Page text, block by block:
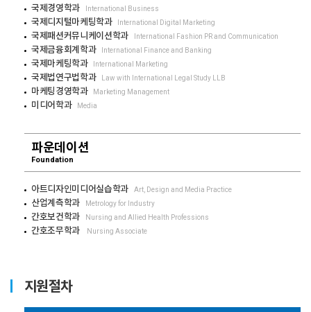
국제경영학과 International Business
국제디지털마케팅학과 International Digital Marketing
국제패션커뮤니케이션학과 International Fashion PR and Communication
국제금융회계학과 International Finance and Banking
국제마케팅학과 International Marketing
국제법연구법학과 Law with International Legal Study LLB
마케팅경영학과 Marketing Management
미디어학과 Media
파운데이션
Foundation
아트디자인미디어실습학과 Art, Design and Media Practice
산업계측학과 Metrology for Industry
간호보건학과 Nursing and Allied Health Professions
간호조무학과 Nursing Associate
지원절차